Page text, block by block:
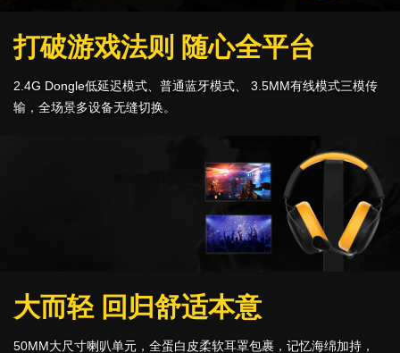
打破游戏法则 随心全平台
2.4G Dongle低延迟模式、普通蓝牙模式、 3.5MM有线模式三模传
输，全场景多设备无缝切换。
大而轻 回归舒适本意
50MM大尺寸喇叭单元，全蛋白皮柔软耳罩包裹，记忆海绵加持，